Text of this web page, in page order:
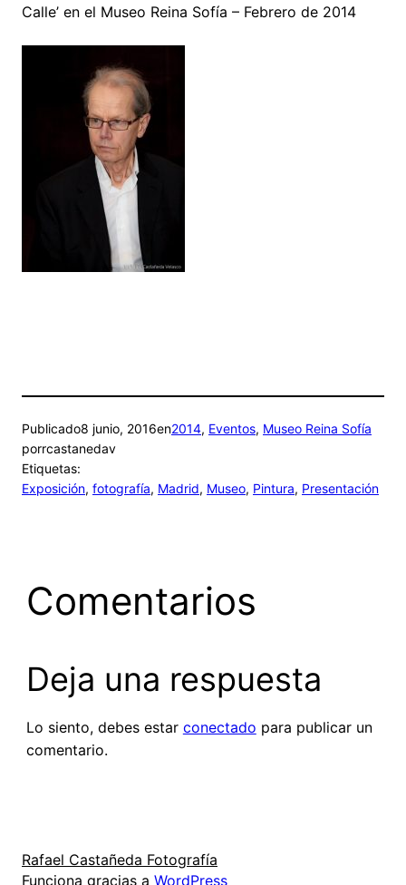
Calle’ en el Museo Reina Sofía – Febrero de 2014
Publicado8 junio, 2016en2014, Eventos, Museo Reina Sofía
porrcastanedav
Etiquetas:
Exposición, fotografía, Madrid, Museo, Pintura, Presentación
Comentarios
Deja una respuesta
Lo siento, debes estar conectado para publicar un
comentario.
Rafael Castañeda Fotografía
Funciona gracias a WordPress